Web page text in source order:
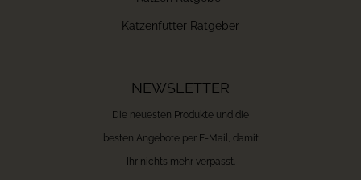
Katzenfutter Ratgeber
NEWSLETTER
Die neuesten Produkte und die
besten Angebote per E-Mail, damit
Ihr nichts mehr verpasst.